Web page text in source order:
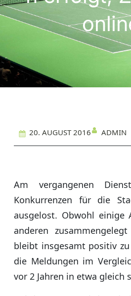
20. AUGUST 2016 ADMIN
Am vergangenen
Konkurrenzen für die
ausgelost. Obwohl einige
anderen
bleibt insgesamt positiv
die Meldungen im
vor 2 Jahren in etwa gleich